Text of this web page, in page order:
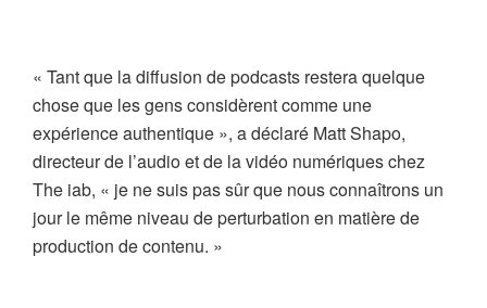
« Tant que la diffusion de podcasts restera quelque
chose que les gens considèrent comme une
expérience authentique », a déclaré Matt Shapo,
directeur de l’audio et de la vidéo numériques chez
The iab, « je ne suis pas sûr que nous connaîtrons un
jour le même niveau de perturbation en matière de
production de contenu. »